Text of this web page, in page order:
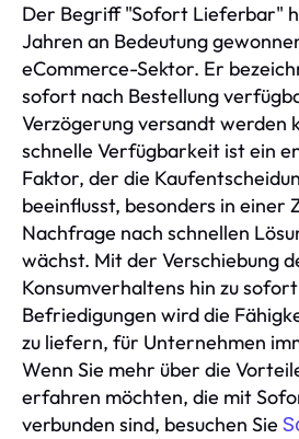
Der Begriff "Sofort Lieferbar"
Jahren an Bedeutung
eCommerce-Sektor. Er
sofort nach Bestellung
Verzögerung versandt werden
schnelle Verfügbarkeit ist ein
Faktor, der die
beeinflusst, besonders in einer
Nachfrage nach schnellen
wächst. Mit der Verschiebung
Konsumverhaltens hin zu
Befriedigungen wird die
zu liefern, für Unternehmen
Wenn Sie mehr über die
erfahren möchten, die mit
verbunden sind, besuchen Sie